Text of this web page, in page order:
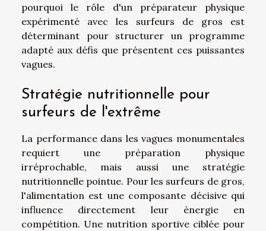
pourquoi le rôle d'un préparateur physique
expérimenté avec les surfeurs de gros est
déterminant pour structurer un programme
adapté aux défis que présentent ces puissantes
vagues.
Stratégie nutritionnelle pour
surfeurs de l'extrême
La performance dans les vagues monumentales
requiert une préparation physique
irréprochable, mais aussi une stratégie
nutritionnelle pointue. Pour les surfeurs de gros,
l'alimentation est une composante décisive qui
influence directement leur énergie en
compétition. Une nutrition sportive ciblée pour